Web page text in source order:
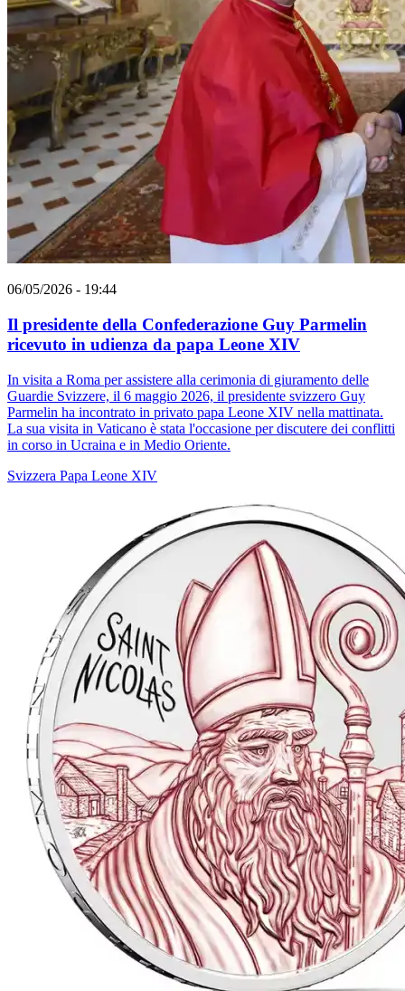
06/05/2026 - 19:44
Il presidente della Confederazione Guy Parmelin
ricevuto in udienza da papa Leone XIV
In visita a Roma per assistere alla cerimonia di giuramento delle
Guardie Svizzere, il 6 maggio 2026, il presidente svizzero Guy
Parmelin ha incontrato in privato papa Leone XIV nella mattinata.
La sua visita in Vaticano è stata l'occasione per discutere dei conflitti
in corso in Ucraina e in Medio Oriente.
Svizzera Papa Leone XIV